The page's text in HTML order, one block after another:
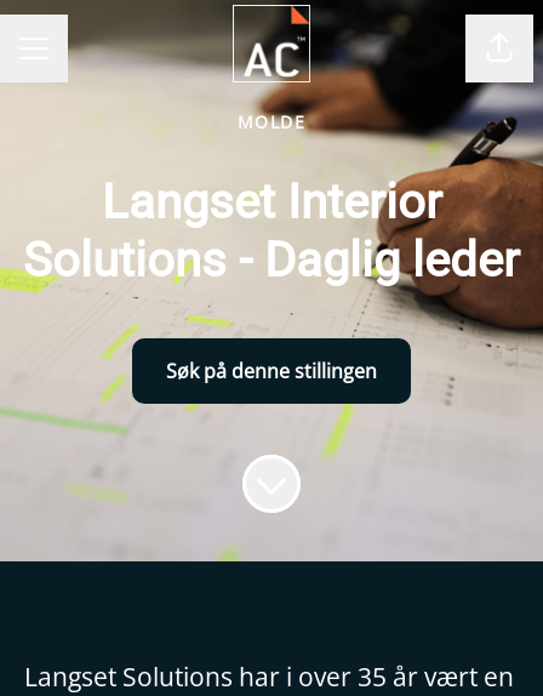
KARRIEREMENY Del
MOLDE
Langset Interior
Solutions - Daglig leder
Søk på denne stillingen
Langset Solutions har i over 35 år vært en